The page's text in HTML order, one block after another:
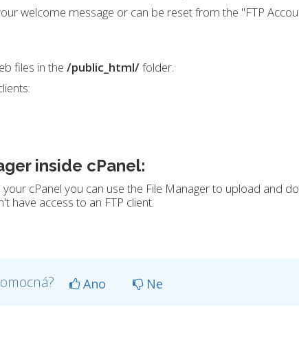
welcome message or can be reset from the "FTP
files in the /public_html/folder.
inside cPanel:
cPanel you can use the File Manager to upload and
have access to an FTP client.
Ano Ne